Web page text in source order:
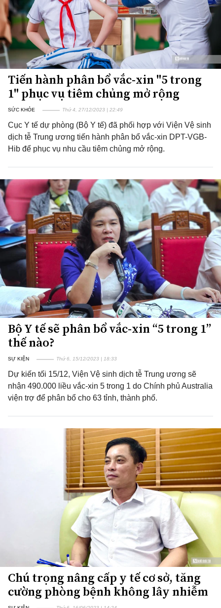
Tiến hành phân bổ vắc-xin "5 trong
1" phục vụ tiêm chủng mở rộng
SỨC KHỎE Thứ 4, 27/12/2023 | 22:49
Cục Y tế dự phòng (Bộ Y tế) đã phối hợp với Viện Vệ sinh
dịch tễ Trung ương tiến hành phân bổ vắc-xin DPT-VGB-
Hib để phục vụ nhu cầu tiêm chủng mở rộng.
Bộ Y tế sẽ phân bổ vắc-xin “5 trong 1”
thế nào?
SỰ KIỆN Thứ 6, 15/12/2023 | 18:33
Dự kiến tối 15/12, Viện Vệ sinh dịch tễ Trung ương sẽ
nhận 490.000 liều vắc-xin 5 trong 1 do Chính phủ Australia
viện trợ để phân bổ cho 63 tỉnh, thành phố.
Chú trọng nâng cấp y tế cơ sở, tăng
cường phòng bệnh không lây nhiễm